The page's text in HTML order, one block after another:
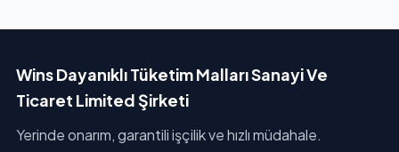
Wins Dayanıklı Tüketim Malları Sanayi Ve
Ticaret Limited Şirketi
Yerinde onarım, garantili işçilik ve hızlı müdahale.